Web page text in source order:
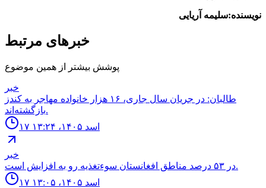
نویسنده:سلیمه آریایی
خبرهای مرتبط
پوشش بیشتر از همین موضوع
خبر
طالبان: در جریان سال جاری، ۱۶ هزار خانواده مهاجر به کندز
بازگشته‌اند.
۱۷ اسد ۱۴۰۵، ۱۳:۲۴
خبر
در ۵۳ درصد مناطق افغانستان سوءتغذیه رو به افزایش است.
۱۷ اسد ۱۴۰۵، ۱۳:۰۵